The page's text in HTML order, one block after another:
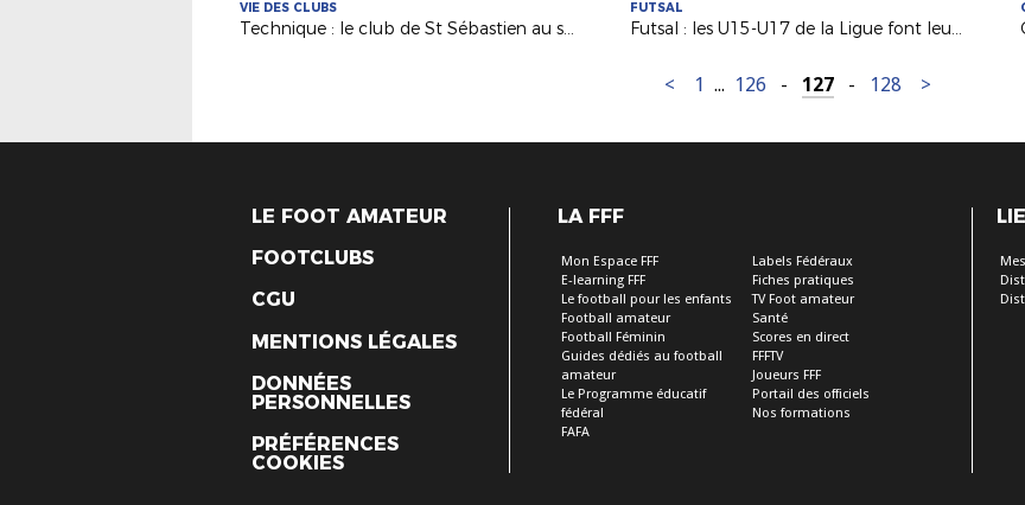
VIE DES CLUBS
Technique : le club de St Sébastien au service de nos BMF !
FUTSAL
Futsal : les U15-U17 de la Ligue font leur rentrée !
< 1 ... 126 - 127 - 128 >
LE FOOT AMATEUR
FOOTCLUBS
CGU
MENTIONS LÉGALES
DONNÉES
PERSONNELLES
PRÉFÉRENCES
COOKIES
LA FFF
Mon Espace FFF
E-learning FFF
Le football pour les enfants
Football amateur
Football Féminin
Guides dédiés au football
amateur
Le Programme éducatif
fédéral
FAFA
Labels Fédéraux
Fiches pratiques
TV Foot amateur
Santé
Scores en direct
FFFTV
Joueurs FFF
Portail des officiels
Nos formations